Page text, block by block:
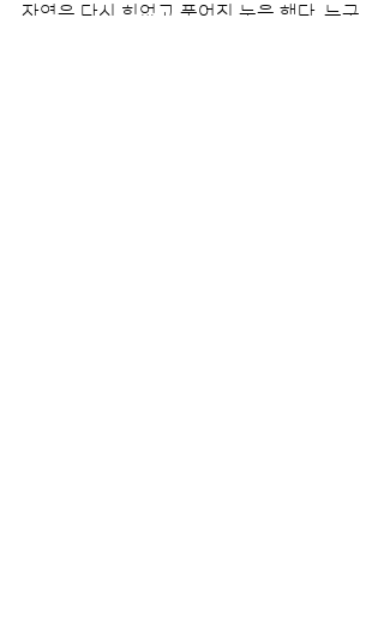
자영은 다시 힘없고 풀어진 눈을 했다. 누구